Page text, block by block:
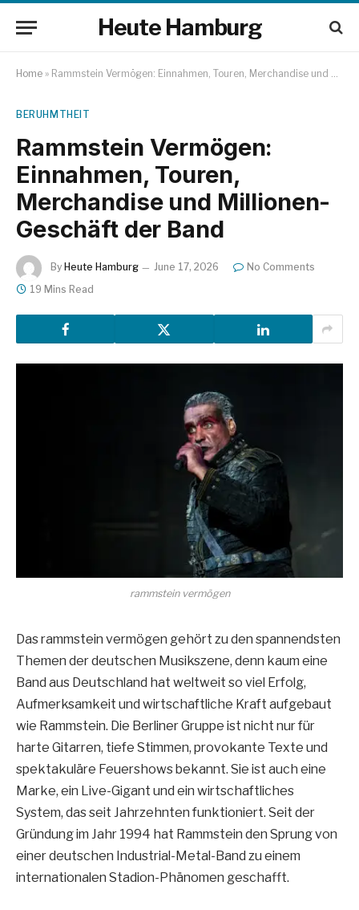
Heute Hamburg
Home » Rammstein Vermögen: Einnahmen, Touren, Merchandise und Millionen-Geschäft der Band
BERUHMTHEIT
Rammstein Vermögen:
Einnahmen, Touren,
Merchandise und Millionen-
Geschäft der Band
By Heute Hamburg June 17, 2026
No Comments
19 Mins Read
rammstein vermögen
Das rammstein vermögen gehört zu den spannendsten
Themen der deutschen Musikszene, denn kaum eine
Band aus Deutschland hat weltweit so viel Erfolg,
Aufmerksamkeit und wirtschaftliche Kraft aufgebaut
wie Rammstein. Die Berliner Gruppe ist nicht nur für
harte Gitarren, tiefe Stimmen, provokante Texte und
spektakuläre Feuershows bekannt. Sie ist auch eine
Marke, ein Live-Gigant und ein wirtschaftliches
System, das seit Jahrzehnten funktioniert. Seit der
Gründung im Jahr 1994 hat Rammstein den Sprung von
einer deutschen Industrial-Metal-Band zu einem
internationalen Stadion-Phänomen geschafft.